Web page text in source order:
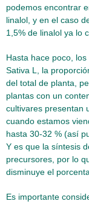
podemos encontrar
linalol, y en el caso
1,5% de linalol ya lo
Hasta hace poco,
Sativa L, la
del total de planta,
plantas con un
cultivares presentan
cuando estamos
hasta 30-32 % (así
Y es que la síntesis
precursores, por lo
disminuye el
Es importante